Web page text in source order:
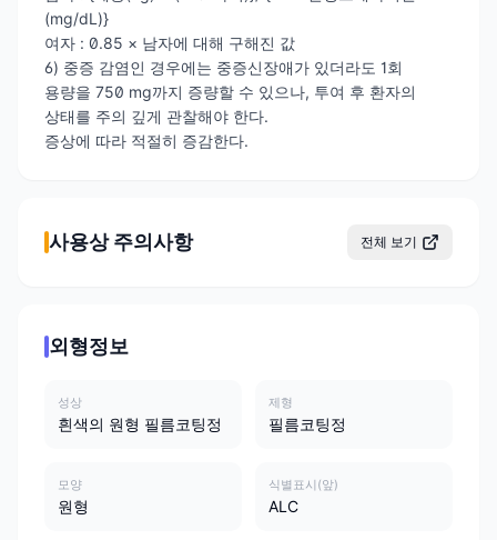
(mg/dL)}
여자 : 0.85 × 남자에 대해 구해진 값
6) 중증 감염인 경우에는 중증신장애가 있더라도 1회
용량을 750 mg까지 증량할 수 있으나, 투여 후 환자의
상태를 주의 깊게 관찰해야 한다.
증상에 따라 적절히 증감한다.
사용상 주의사항 전체 보기
외형정보
성상
흰색의 원형 필름코팅정
제형
필름코팅정
모양
원형
식별표시(앞)
ALC